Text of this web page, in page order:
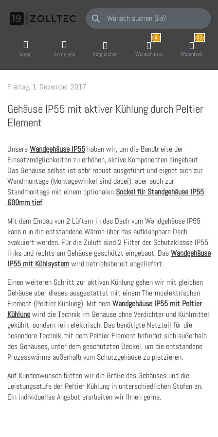
Geben Sie einen Suchbegriff ein. Während
Menü Anmelden Vergleichen
4
Wunschliste
31
Warenkorb
Freitag, 1. Dezember 2017
19 Zoll-Tec GmbH
Gehäuse IP55 mit aktiver Kühlung durch Peltier
Element
UnsereWandgehäuse IP55 haben wir, um die Bandbreite der
Einsatzmöglichkeiten zu erhöhen, aktive Komponenten eingebaut.
Das Gehäuse selbst ist sehr robust ausgeführt und eignet sich zur
Wandmontage (Montagewinkel sind dabei), aber auch zur
Standmontage mit einem optionalen Sockel für Standgehäuse IP55
600mm tief.
Mit dem Einbau von 2 Lüftern in das Dach vom Wandgehäuse IP55
kann nun die entstandene Wärme über das aufklappbare Dach
evakuiert werden. Für die Zuluft sind 2 Filter der Schutzklasse IP55
links und rechts am Gehäuse geschützt eingebaut. DasWandgehäuse
IP55 mit Kühlsystemwird betriebsbereit angeliefert.
Einen weiteren Schritt zur aktiven Kühlung gehen wir mit gleichen
Gehäuse aber dieses ausgestattet mit einem Thermoelektrischen
Element (Peltier Kühlung). Mit demWandgehäuse IP55 mit Peltier
Kühlungwird die Technik im Gehäuse ohne Verdichter und Kühlmittel
gekühlt, sondern rein elektrisch. Das benötigte Netzteil für die
besondere Technik mit dem Peltier Element befindet sich außerhalb
des Gehäuses, unter dem geschützten Deckel, um die entstandene
Prozesswärme außerhalb vom Schutzgehäuse zu platzieren.
Auf Kundenwunsch bieten wir die Größe des Gehäuses und die
Leistungsstufe der Peltier Kühlung in unterschiedlichen Stufen an.
Ein individuelles Angebot erarbeiten wir Ihnen gerne.